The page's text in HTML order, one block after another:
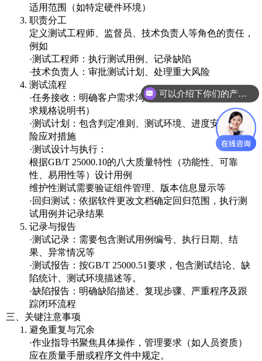
适用范围（如特定硬件环境）
职责分工
定义测试工程师、监督员、技术负责人等角色的责任，
例如
·测试工程师：执行测试用例、记录缺陷
·技术负责人：审批测试计划、处理重大风险
测试流程
·任务接收：明确客户需求沟通流程及文档要求（如需
求规格说明书）
·测试计划：包含判定准则、测试环境、进度安排、风
险应对措施
·测试设计与执行：
根据GB/T 25000.10的八大质量特性（功能性、可靠
性、易用性等）设计用例
维护性测试需要验证组件管理、版本信息显示等
·回归测试：依据软件更改文档确定回归范围，执行测
试用例并记录结果
记录与报告
·测试记录：需要包含测试用例编号、执行日期、结
果、异常情况等
·测试报告：按GB/T 25000.51要求，包含测试结论、缺
陷统计、测试环境描述等。
·缺陷报告：明确缺陷描述、复现步骤、严重程序及跟
踪闭环流程
三、关键注意事项
避免重复与冗余
·作业指导书聚焦具体操作，管理要求（如人员资质）
应在质量手册或程序文件中规定。
可以介绍下你们的产品么